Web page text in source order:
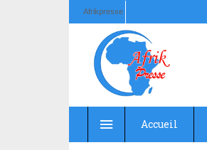
Afrikpresse
Accueil